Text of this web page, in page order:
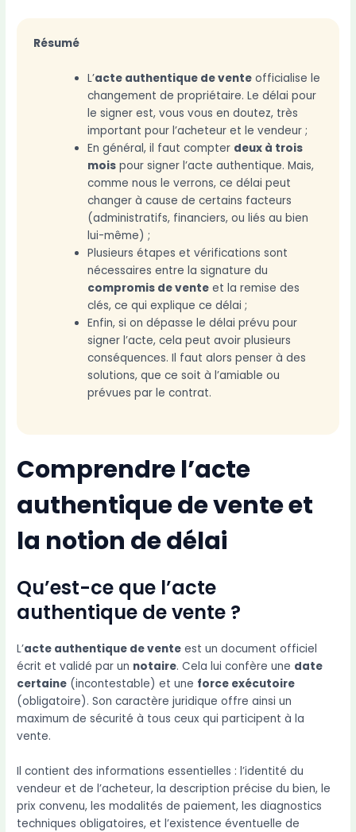
Résumé
L’acte authentique de venteofficialise le
changement de propriétaire. Le délai pour
le signer est, vous vous en doutez, très
important pour l’acheteur et le vendeur ;
En général, il faut compter deux à trois
moispour signer l’acte authentique. Mais,
comme nous le verrons, ce délai peut
changer à cause de certains facteurs
(administratifs, financiers, ou liés au bien
lui-même) ;
Plusieurs étapes et vérifications sont
nécessaires entre la signature du
compromis de venteet la remise des
clés, ce qui explique ce délai ;
Enfin, si on dépasse le délai prévu pour
signer l’acte, cela peut avoir plusieurs
conséquences. Il faut alors penser à des
solutions, que ce soit à l’amiable ou
prévues par le contrat.
Comprendre l’acte
authentique de vente et
la notion de délai
Qu’est-ce que l’acte
authentique de vente ?
L’acte authentique de vente est un document officiel
écrit et validé par un notaire. Cela lui confère une date
certaine (incontestable) et une force exécutoire
(obligatoire). Son caractère juridique offre ainsi un
maximum de sécurité à tous ceux qui participent à la
vente.
Il contient des informations essentielles : l’identité du
vendeur et de l’acheteur, la description précise du bien, le
prix convenu, les modalités de paiement, les diagnostics
techniques obligatoires, et l’existence éventuelle de